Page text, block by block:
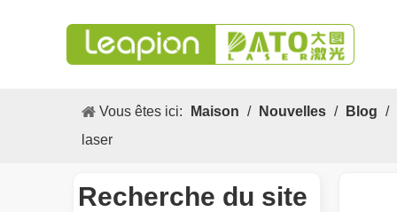
Vous êtes ici: Maison / Nouvelles / Blog /
laser
Recherche du site